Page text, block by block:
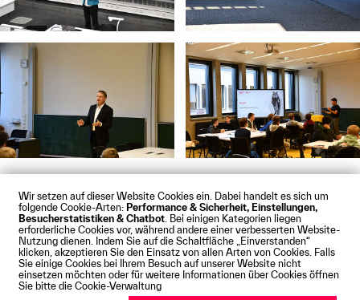
Wir setzen auf dieser Website Cookies ein. Dabei handelt es sich um
folgende Cookie-Arten: Performance & Sicherheit, Einstellungen,
Besucherstatistiken & Chatbot . Bei einigen Kategorien liegen
erforderliche Cookies vor, während andere einer verbesserten Website-
Nutzung dienen. Indem Sie auf die Schaltfläche „Einverstanden“
klicken, akzeptieren Sie den Einsatz von allen Arten von Cookies. Falls
Sie einige Cookies bei Ihrem Besuch auf unserer Website nicht
einsetzen möchten oder für weitere Informationen über Cookies öffnen
Sie bitte die Cookie-Verwaltung
Impressum Datenschutz Cookies
Barrierefreiheit
Kontakt Presse Anfahrt Intranet Webmail
© Technische Hochschule Augsburg